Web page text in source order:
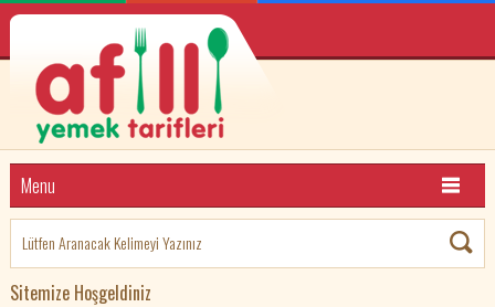
Menu
Sitemize Hoşgeldiniz